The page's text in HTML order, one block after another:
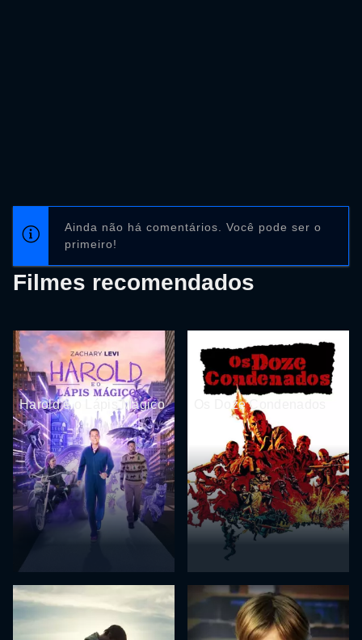
Ainda não há comentários. Você pode ser o
primeiro!
Filmes recomendados
Harold e o Lápis Mágico Os Doze Condenados